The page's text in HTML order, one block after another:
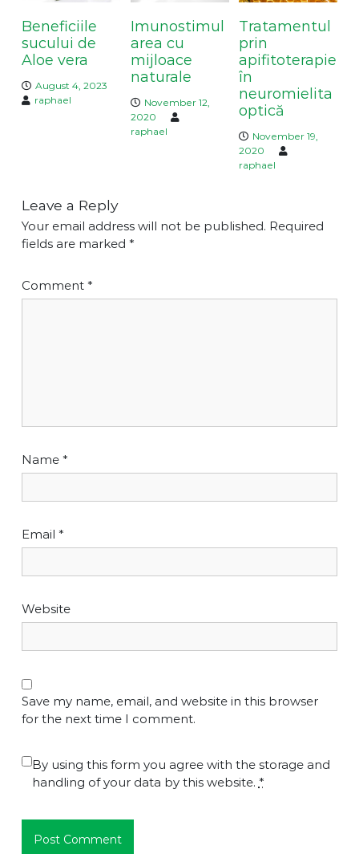
o
n
Beneficiile
sucului de
Aloe vera
August 4, 2023
raphael
Imunostimul
area cu
mijloace
naturale
November 12,
2020
raphael
Tratamentul
prin
apifitoterapie
în
neuromielita
optică
November 19,
2020
raphael
Leave a Reply
Your email address will not be published. Required
fields are marked *
Comment *
Name *
Email *
Website
Save my name, email, and website in this browser
for the next time I comment.
By using this form you agree with the storage and
handling of your data by this website. *